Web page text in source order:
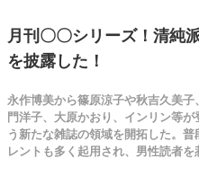
月刊〇〇シリーズ！清純
を披露した！
永作博美から篠原涼子や秋吉久美
門洋子、大原かおり、インリン等
う新たな雑誌の領域を開拓した。
レントも多く起用され、男性読者を